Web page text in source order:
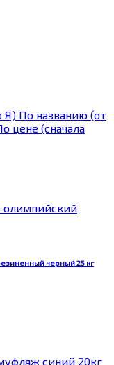
Я) По названию (от
цене (сначала
черный 25 кг